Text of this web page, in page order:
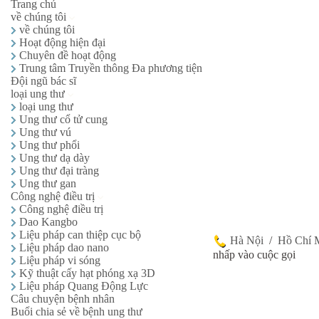
Trang chủ
về chúng tôi
về chúng tôi
Hoạt động hiện đại
Chuyên đề hoạt động
Trung tâm Truyền thông Đa phương tiện
Đội ngũ bác sĩ
loại ung thư
loại ung thư
Ung thư cổ tử cung
Ung thư vú
Ung thư phổi
Ung thư dạ dày
Ung thư đại tràng
Ung thư gan
Công nghệ điều trị
Công nghệ điều trị
Dao Kangbo
Liệu pháp can thiệp cục bộ
Liệu pháp dao nano
Liệu pháp vi sóng
Kỹ thuật cấy hạt phóng xạ 3D
Liệu pháp Quang Động Lực
Câu chuyện bệnh nhân
Buổi chia sẻ về bệnh ung thư
Hà Nội / Hồ Chí
nhấp vào cuộc gọi